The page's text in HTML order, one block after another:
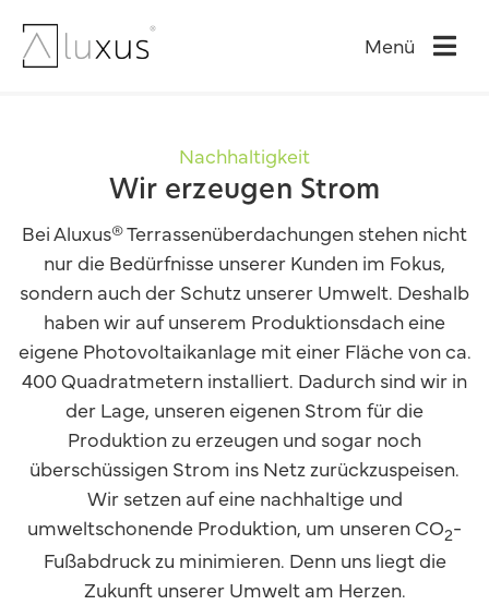
Inhalt
springen
Menü
Nachhaltigkeit
Wir erzeugen Strom
Bei Aluxus® Terrassenüberdachungen stehen nicht
nur die Bedürfnisse unserer Kunden im Fokus,
sondern auch der Schutz unserer Umwelt. Deshalb
haben wir auf unserem Produktionsdach eine
eigene Photovoltaikanlage mit einer Fläche von ca.
400 Quadratmetern installiert. Dadurch sind wir in
der Lage, unseren eigenen Strom für die
Produktion zu erzeugen und sogar noch
überschüssigen Strom ins Netz zurückzuspeisen.
Wir setzen auf eine nachhaltige und
umweltschonende Produktion, um unseren CO2-
Fußabdruck zu minimieren. Denn uns liegt die
Zukunft unserer Umwelt am Herzen.